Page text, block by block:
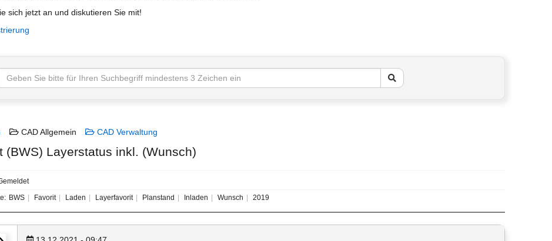
sich jetzt an und diskutieren Sie mit!
CAD Allgemein CAD Verwaltung
(BWS) Layerstatus inkl. (Wunsch)
BWS Favorit Laden Layerfavorit Planstand Inladen Wunsch 2019